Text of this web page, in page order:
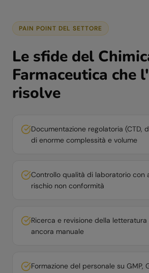
PAIN POINT DEL SETTORE
Le sfide del
Farmaceutica che
risolve
Documentazione regolatoria (CTD,
di enorme complessità e volume
Controllo qualità di laboratorio con
rischio non conformità
Ricerca e revisione della
ancora manuale
Formazione del personale su GMP,